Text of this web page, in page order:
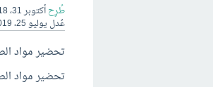
طُرِحأكتوبر 31، 2018
عُدل يوليو 25، 2019
تحضير مواد الصف
تحضير مواد